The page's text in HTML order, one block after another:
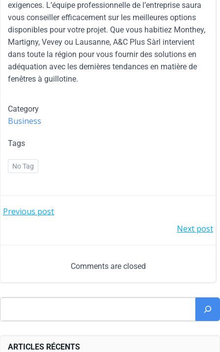
exigences. L’équipe professionnelle de l’entreprise saura
vous conseiller efficacement sur les meilleures options
disponibles pour votre projet. Que vous habitiez Monthey,
Martigny, Vevey ou Lausanne, A&C Plus Sàrl intervient
dans toute la région pour vous fournir des solutions en
adéquation avec les dernières tendances en matière de
fenêtres à guillotine.
Category
Business
Tags
No Tag
Previous post
Next post
Comments are closed
ARTICLES RÉCENTS